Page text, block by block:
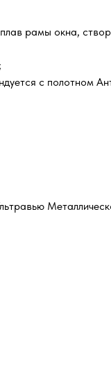
рамы окна,
с полотном